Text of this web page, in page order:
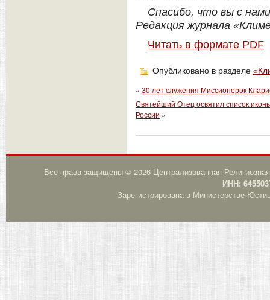
Спасибо, что вы с
Редакция журнала
Читать в формате PDF
Опубликовано в разделе
« 30 лет служения Миссионерок
Святейший Отец освятил список
России »
Все права защищены © 2026 Централизованная
ИНН:
Зарегистрирована в Министерстве